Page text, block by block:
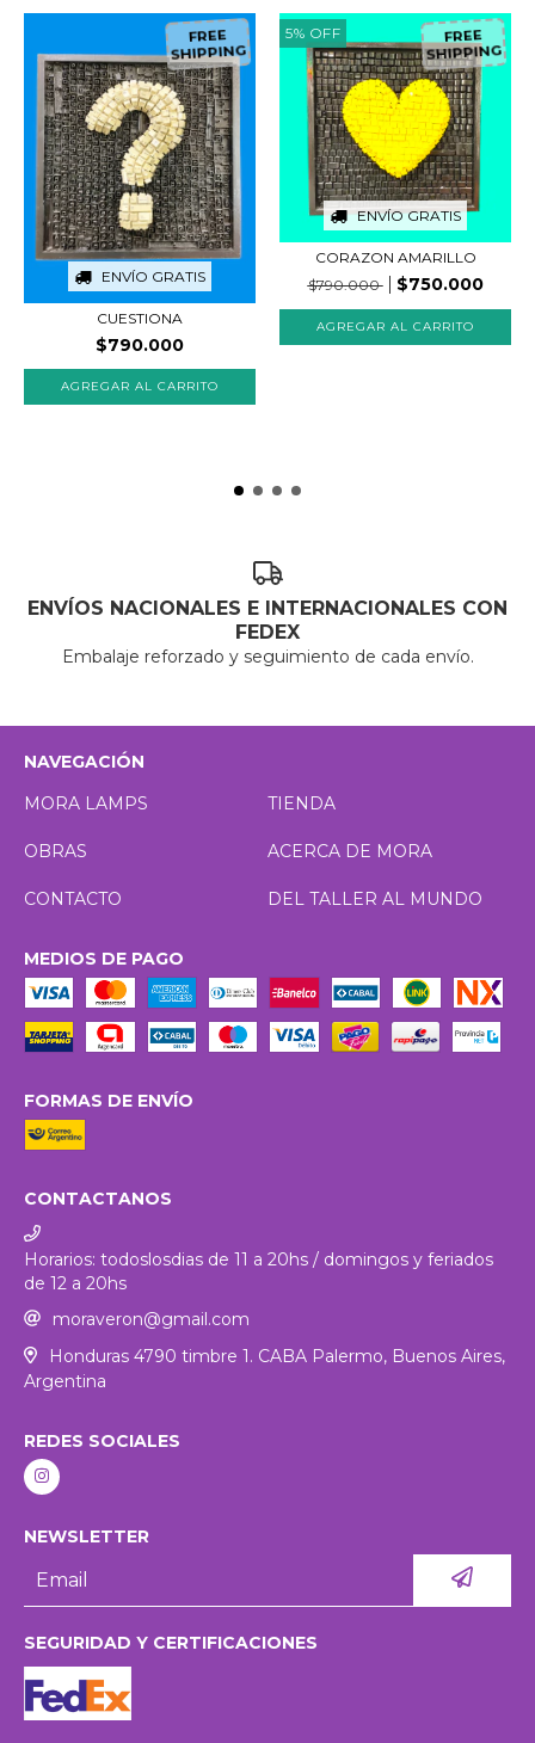
ENVÍO GRATIS
FREE
SHIPPING
CUESTIONA
$790.000
5% OFF
ENVÍO GRATIS
FREE
SHIPPING
CORAZON AMARILLO
$790.000
$750.000
ENVÍOS NACIONALES E INTERNACIONALES CON
FEDEX
Embalaje reforzado y seguimiento de cada envío.
NAVEGACIÓN
MORA LAMPS
TIENDA
OBRAS ACERCA DE MORA
CONTACTO DEL TALLER AL MUNDO
MEDIOS DE PAGO
FORMAS DE ENVÍO
CONTACTANOS
Horarios: todoslosdias de 11 a 20hs / domingos y feriados
de 12 a 20hs
moraveron@gmail.com
Honduras 4790 timbre 1. CABA Palermo, Buenos Aires,
Argentina
REDES SOCIALES
NEWSLETTER
SEGURIDAD Y CERTIFICACIONES